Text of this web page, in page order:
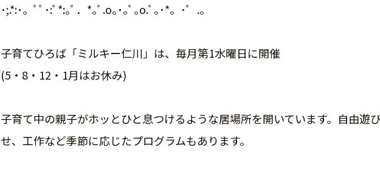
･;.*:･。ﾟﾟ･:ﾟ*:｡ﾟ．*｡ﾟ.o｡･｡ﾟ｡o.ﾟ｡･*。･゜.。
子育てひろば「ミルキー仁川」は、毎月第1水曜日に開催
(5・8・12・1月はお休み)
子育て中の親子がホッとひと息つけるような居場所を開いています。自由遊
せ、工作など季節に応じたプログラムもあります。